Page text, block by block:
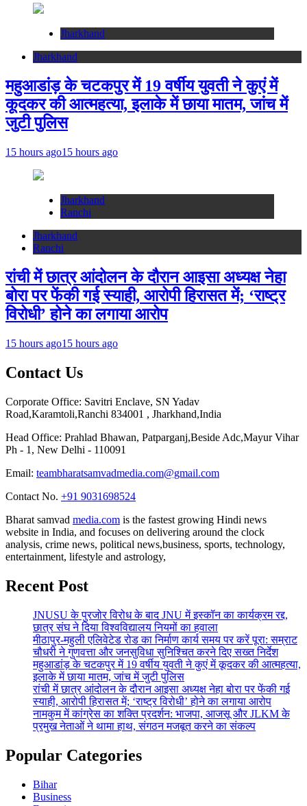
Jharkhand
Jharkhand
महुआडांड़ के चटकपुर में 19 वर्षीय युवती ने कुएं में
कूदकर की आत्महत्या, इलाके में छाया मातम, जांच में
जुटी पुलिस
15 hours ago15 hours ago
Jharkhand
Ranchi
Jharkhand
Ranchi
रांची में छात्र आंदोलन के दौरान आइसा अध्यक्ष नेहा
बोरा पर फेंकी गई स्याही, आरोपी हिरासत में; ‘राष्ट्र
विरोधी’ होने का लगाया आरोप
15 hours ago15 hours ago
Contact Us
Corporate Office: Savitri Enclave, SN Yadav
Road,Karamtoli,Ranchi 834001 , Jharkhand,India
Head Office: Prahlad Bhawan, Patparganj,Beside Adc,Mayur Vihar
Ph - 1, New Delhi - 110091
Email: teambharatsamvadmedia.com@gmail.com
Contact No. ‪ +91 9031698524
Bharat samvad media.com is the fastest growing Hindi news
website in India, and focuses on delivering around the clock
analysis, crime news, political news,business, sports, technology,
entertainment, lifestyle and astrology,
Recent Post
JNUSU के पुरजोर विरोध के बाद JNU में इस्कॉन का कार्यक्रम रद्द,
छात्र संघ ने दिया विश्वविद्यालय नियमों का हवाला
मीठापुर-महुली एलिवेटेड रोड का निर्माण कार्य समय पर करें पूरा: सम्राट
चौधरी ने गुणवत्ता और जनसुविधा सुनिश्चित करने दिए सख्त निर्देश
महुआडांड़ के चटकपुर में 19 वर्षीय युवती ने कुएं में कूदकर की आत्महत्या,
इलाके में छाया मातम, जांच में जुटी पुलिस
रांची में छात्र आंदोलन के दौरान आइसा अध्यक्ष नेहा बोरा पर फेंकी गई
स्याही, आरोपी हिरासत में; ‘राष्ट्र विरोधी’ होने का लगाया आरोप
नामकुम में कांग्रेस का शक्ति प्रदर्शन: भाजपा, आजसू और JLKM के
प्रमुख नेताओं ने थामा हाथ, संगठन मजबूत करने का संकल्प
Popular Categories
Bihar
Business